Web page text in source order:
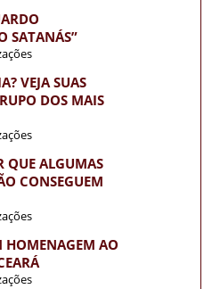
SATANÁS”
VEJA SUAS
DOS MAIS
QUE ALGUMAS
CONSEGUEM
HOMENAGEM AO